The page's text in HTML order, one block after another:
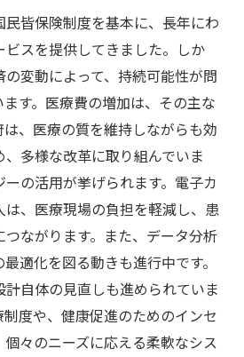
民皆保険制度を基本に、長年にわ
ビスを提供してきました。しか
変動によって、持続可能性が問
す。医療費の増加は、その主な
、医療の質を維持しながらも効
多様な改革に取り組んでいま
ーの活用が挙げられます。電子カ
、医療現場の負担を軽減し、患
ながります。また、データ分析
適化を図る動きも進行中です。
自体の見直しも進められていま
度や、健康促進のためのインセ
々のニーズに応える柔軟なシス